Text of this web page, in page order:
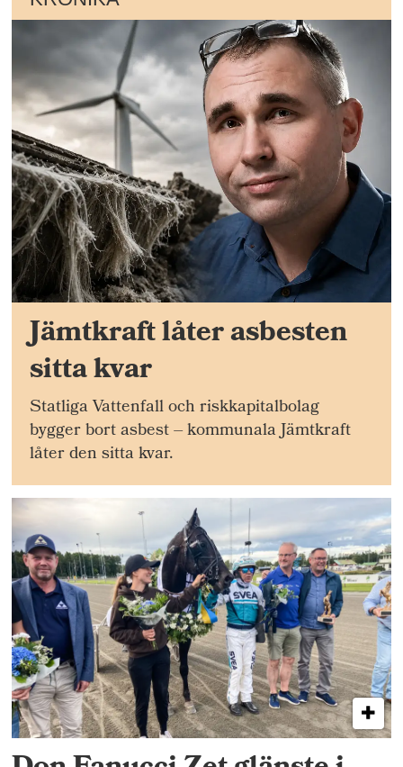
Jämtkraft låter asbesten
sitta kvar
Statliga Vattenfall och riskkapitalbolag
bygger bort asbest – kommunala Jämtkraft
låter den sitta kvar.